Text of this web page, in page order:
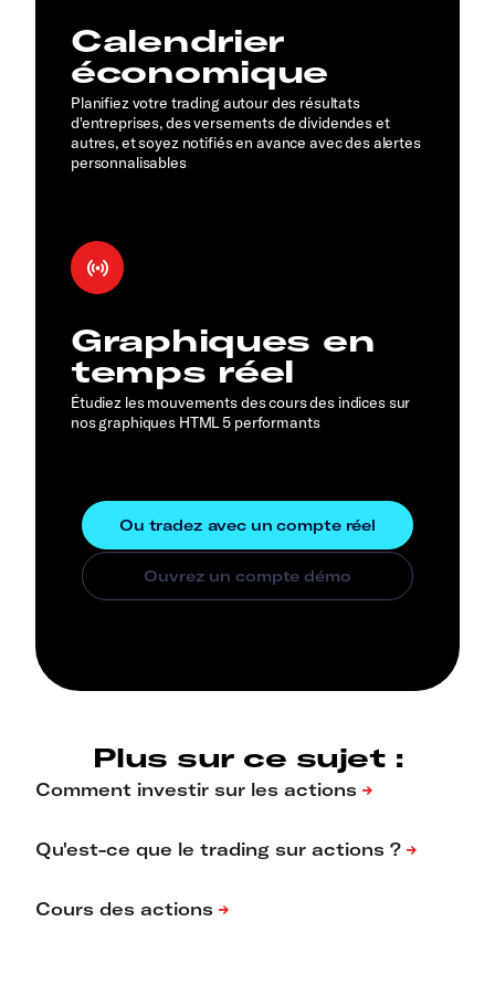
Calendrier
économique
Planifiez votre trading autour des résultats
d'entreprises, des versements de dividendes et
autres, et soyez notifiés en avance avec des alertes
personnalisables
Graphiques en
temps réel
Étudiez les mouvements des cours des indices sur
nos graphiques HTML 5 performants
Plus sur ce sujet :